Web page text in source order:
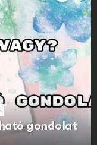
gondolat